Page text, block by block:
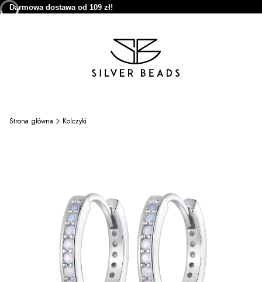
Darmowa dostawa od 109 zł!
Strona główna Kolczyki